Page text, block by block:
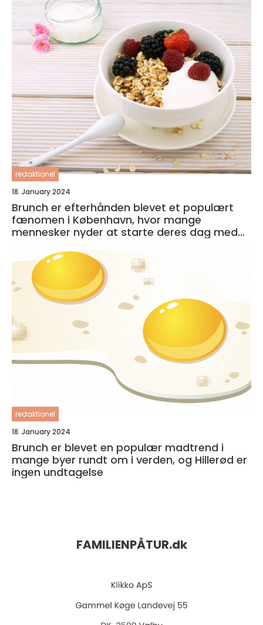
redaktionel
18. January 2024
Brunch er efterhånden blevet et populært
fænomen i København, hvor mange
mennesker nyder at starte deres dag med
redaktionel
18. January 2024
Brunch er blevet en populær madtrend i
mange byer rundt om i verden, og Hillerød er
ingen undtagelse
FAMILIENPÅTUR.dk